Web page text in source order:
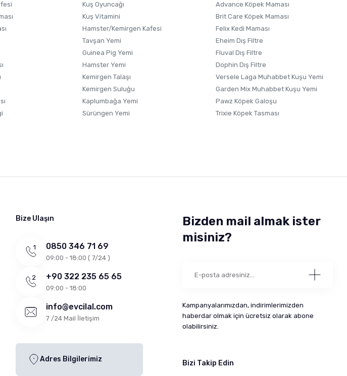
Kuş Oyuncağı
Kuş Vitamini
Hamster/Kemirgen Kafesi
Tavşan Yemi
Guinea Pig Yemi
Hamster Yemi
Kemirgen Talaşı
Kemirgen Suluğu
Kaplumbağa Yemi
Sürüngen Yemi
Advance Köpek Maması
Brit Care Köpek Maması
Felix Kedi Maması
Eheim Dış Filtre
Fluval Dış Filtre
Dophin Dış Filtre
Versele Laga Muhabbet Kuşu Yemi
Garden Mix Muhabbet Kuşu Yemi
Pawz Köpek Galoşu
Trixie Köpek Tasması
Bize Ulaşın
0850 346 71 69
09:00 - 18:00 ( 7/24 )
+90 322 235 65 65
09:00 - 18:00
info@evcilal.com
7 /24 Mail İletişim
Adres Bilgilerimiz
Bizden mail almak ister
misiniz?
Kampanyalarımızdan, indirimlerimizden
haberdar olmak için ücretsiz olarak abone
olabilirsiniz.
Bizi Takip Edin